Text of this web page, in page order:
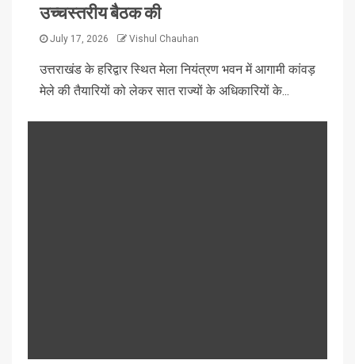
उच्चस्तरीय बैठक की
July 17, 2026 Vishul Chauhan
उत्तराखंड के हरिद्वार स्थित मेला नियंत्रण भवन में आगामी कांवड़
मेले की तैयारियों को लेकर सात राज्यों के अधिकारियों के...